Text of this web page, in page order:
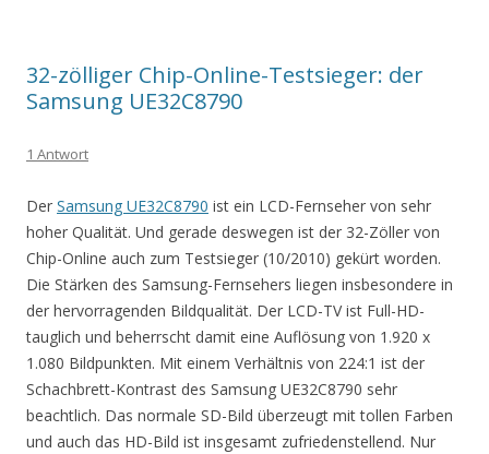
32-zölliger Chip-Online-Testsieger: der
Samsung UE32C8790
1 Antwort
Der Samsung UE32C8790 ist ein LCD-Fernseher von sehr
hoher Qualität. Und gerade deswegen ist der 32-Zöller von
Chip-Online auch zum Testsieger (10/2010) gekürt worden.
Die Stärken des Samsung-Fernsehers liegen insbesondere in
der hervorragenden Bildqualität. Der LCD-TV ist Full-HD-
tauglich und beherrscht damit eine Auflösung von 1.920 x
1.080 Bildpunkten. Mit einem Verhältnis von 224:1 ist der
Schachbrett-Kontrast des Samsung UE32C8790 sehr
beachtlich. Das normale SD-Bild überzeugt mit tollen Farben
und auch das HD-Bild ist insgesamt zufriedenstellend. Nur